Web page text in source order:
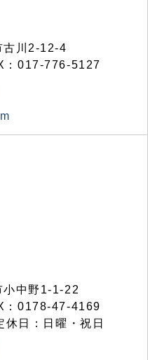
川2-12-4
：017-776-5127
中野1-1-22
：0178-47-4169
日：日曜・祝日